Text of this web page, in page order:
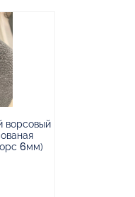
ворсовый
6мм)